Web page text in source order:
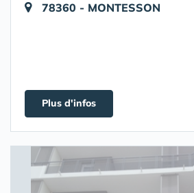
78360 - MONTESSON
Plus d'infos